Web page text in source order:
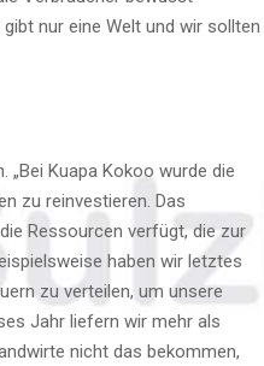
nur eine Welt und wir sollten
Kuapa Kokoo wurde die
zu reinvestieren. Das
Ressourcen verfügt, die zur
haben wir letztes
zu verteilen, um unsere
Jahr liefern wir mehr als
nicht das bekommen,